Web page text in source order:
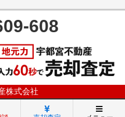
608
株式会社